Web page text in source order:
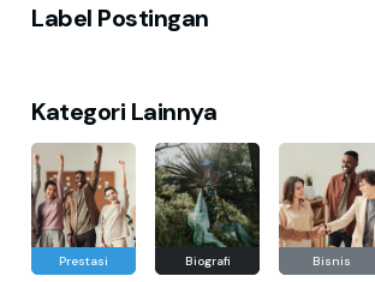
Label Postingan
Kategori Lainnya
Prestasi Biografi Bisnis